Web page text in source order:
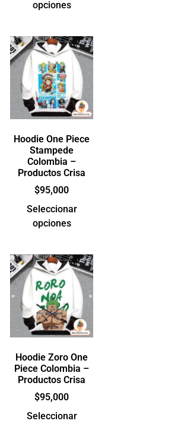
opciones
Hoodie One Piece
Stampede
Colombia –
Productos Crisa
$95,000
Seleccionar
opciones
Hoodie Zoro One
Piece Colombia –
Productos Crisa
$95,000
Seleccionar